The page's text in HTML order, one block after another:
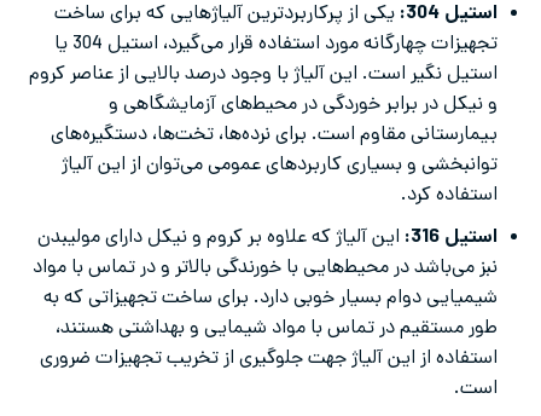
استیل 304:
یکی از پرکاربردترین آلیاژهایی که برای ساخت
تجهیزات چهارگانه مورد استفاده قرار می‌گیرد، استیل 304 یا
استیل نگیر است. این آلیاژ با وجود درصد بالایی از عناصر کروم
و نیکل در برابر خوردگی در محیط‌های آزمایشگاهی و
بیمارستانی مقاوم است. برای نرده‌ها، تخت‌ها، دستگیره‌های
توانبخشی و بسیاری کاربردهای عمومی می‌توان از این آلیاژ
استفاده کرد.
استیل 316:
این آلیاژ که علاوه بر کروم و نیکل دارای مولیبدن
نبز می‌باشد در محیط‌هایی با خورندگی بالاتر و در تماس با مواد
شیمیایی دوام بسیار خوبی دارد. برای ساخت تجهیزاتی که به
طور مستقیم در تماس با مواد شیمایی و بهداشتی هستند،
استفاده از این آلیاژ جهت جلوگیری از تخریب تجهیزات ضروری
است.